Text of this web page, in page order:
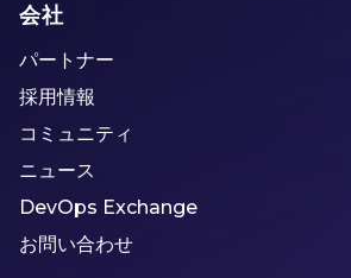
会社
パートナー
採用情報
コミュニティ
ニュース
DevOps Exchange
お問い合わせ